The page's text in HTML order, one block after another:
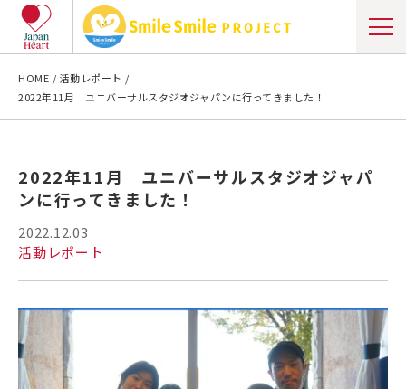
HOME
活動レポート
2022年11月 ユニバーサルスタジオジャパンに行ってきました！
2022年11月 ユニバーサルスタジオジャパ
ンに行ってきました！
2022.12.03
活動レポート